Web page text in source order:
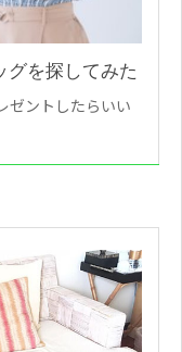
グを探してみた
ゼントしたらいい